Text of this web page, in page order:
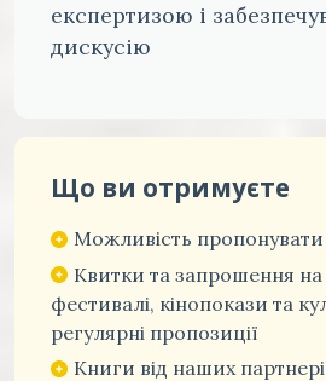
експертизою і
дискусію
Що ви отримуєте
Можливість пропонувати
Квитки та запрошення на
фестивалі, кінопокази та
регулярні пропозиції
Книги від наших